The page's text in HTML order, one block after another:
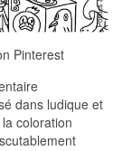
Pinterest
dans ludique et
coloration